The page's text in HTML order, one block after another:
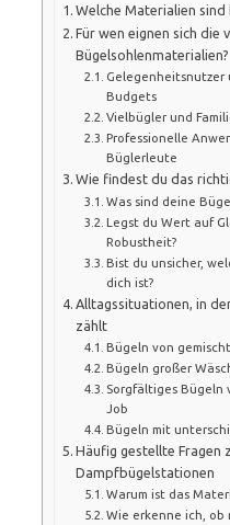
Welche Materialien sind
Für wen eignen sich die
Bügelsohlenmaterialien?
Gelegenheitsnutzer
Budgets
Vielbügler und
Professionelle
Büglerleute
Wie findest du das
Was sind deine
Legst du Wert auf
Robustheit?
Bist du unsicher,
dich ist?
Alltagssituationen, in
zählt
Bügeln von
Bügeln großer
Sorgfältiges Bügeln
Job
Bügeln mit
Häufig gestellte Fragen
Dampfbügelstationen
Warum ist das
Wie erkenne ich, ob